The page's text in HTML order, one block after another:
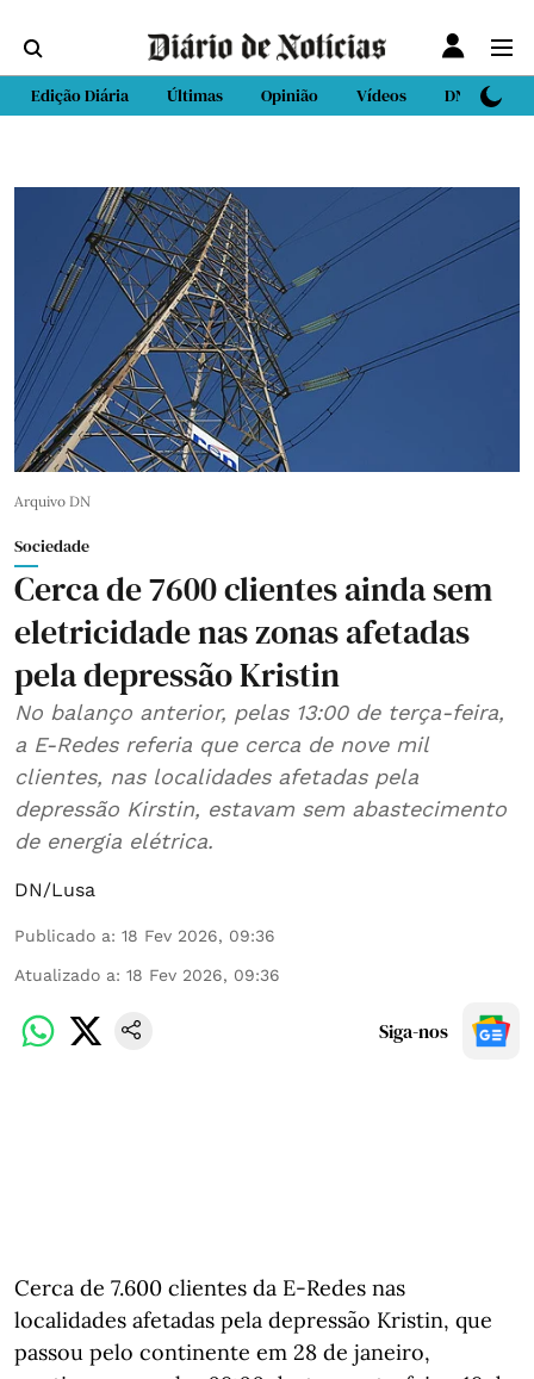
Edição Diária Últimas Opinião Vídeos DN Sport
Arquivo DN
Sociedade
Cerca de 7600 clientes ainda sem
eletricidade nas zonas afetadas
pela depressão Kristin
No balanço anterior, pelas 13:00 de terça-feira,
a E-Redes referia que cerca de nove mil
clientes, nas localidades afetadas pela
depressão Kirstin, estavam sem abastecimento
de energia elétrica.
DN/Lusa
Publicado a: 18 Fev 2026, 09:36
Atualizado a: 18 Fev 2026, 09:36
Siga-nos
Cerca de 7.600 clientes da E-Redes nas
localidades afetadas pela depressão Kristin, que
passou pelo continente em 28 de janeiro,